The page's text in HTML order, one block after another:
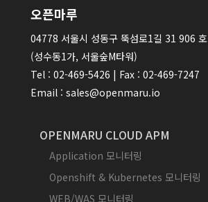
오픈마루
04778 서울시 성동구 뚝섬로1길 31 906 호
(성수동1가, 서울숲M타워)
Tel : 02-469-5426 | Fax : 02-469-7247
Email : sales@openmaru.io
OPENMARU CLOUD APM
Application 모니터링
Openshift & Kubernetes 모니터링
WEB/WAS 모니터링